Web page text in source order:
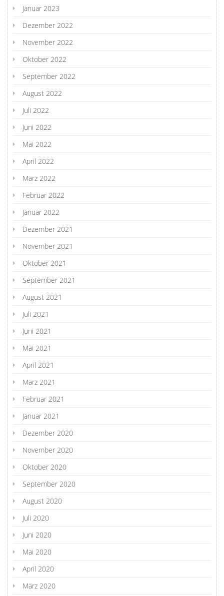
Januar 2023
Dezember 2022
November 2022
Oktober 2022
September 2022
August 2022
Juli 2022
Juni 2022
Mai 2022
April 2022
März 2022
Februar 2022
Januar 2022
Dezember 2021
November 2021
Oktober 2021
September 2021
August 2021
Juli 2021
Juni 2021
Mai 2021
April 2021
März 2021
Februar 2021
Januar 2021
Dezember 2020
November 2020
Oktober 2020
September 2020
August 2020
Juli 2020
Juni 2020
Mai 2020
April 2020
März 2020